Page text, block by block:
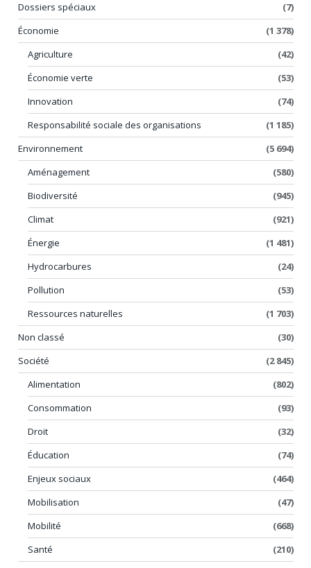
Dossiers spéciaux
(7)
Économie
(1 378)
Agriculture
(42)
Économie verte
(53)
Innovation
(74)
Responsabilité sociale des organisations
(1 185)
Environnement
(5 694)
Aménagement
(580)
Biodiversité
(945)
Climat
(921)
Énergie
(1 481)
Hydrocarbures
(24)
Pollution
(53)
Ressources naturelles
(1 703)
Non classé
(30)
Société
(2 845)
Alimentation
(802)
Consommation
(93)
Droit
(32)
Éducation
(74)
Enjeux sociaux
(464)
Mobilisation
(47)
Mobilité
(668)
Santé
(210)